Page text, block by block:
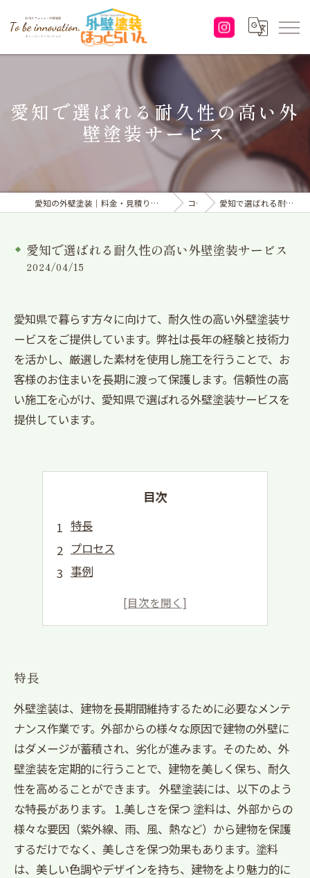
愛知で選ばれる耐久性の高い外
壁塗装サービス
愛知の外壁塗装｜料金・見積り｜塗り替えなら「株式会社To be innovation.」へ コラム 愛知で選ばれる耐久性の高い外壁塗装サービス
愛知で選ばれる耐久性の高い外壁塗装サービス
2024/04/15
愛知県で暮らす方々に向けて、耐久性の高い外壁塗装サ
ービスをご提供しています。弊社は長年の経験と技術力
を活かし、厳選した素材を使用し施工を行うことで、お
客様のお住まいを長期に渡って保護します。信頼性の高
い施工を心がけ、愛知県で選ばれる外壁塗装サービスを
提供しています。
目次
特長
プロセス
事例
特長
外壁塗装は、建物を長期間維持するために必要なメンテ
ナンス作業です。外部からの様々な原因で建物の外壁に
はダメージが蓄積され、劣化が進みます。そのため、外
壁塗装を定期的に行うことで、建物を美しく保ち、耐久
性を高めることができます。 外壁塗装には、以下のよう
な特長があります。 1.美しさを保つ 塗料は、外部からの
様々な要因（紫外線、雨、風、熱など）から建物を保護
するだけでなく、美しさを保つ効果もあります。塗料
は、美しい色調やデザインを持ち、建物をより魅力的に